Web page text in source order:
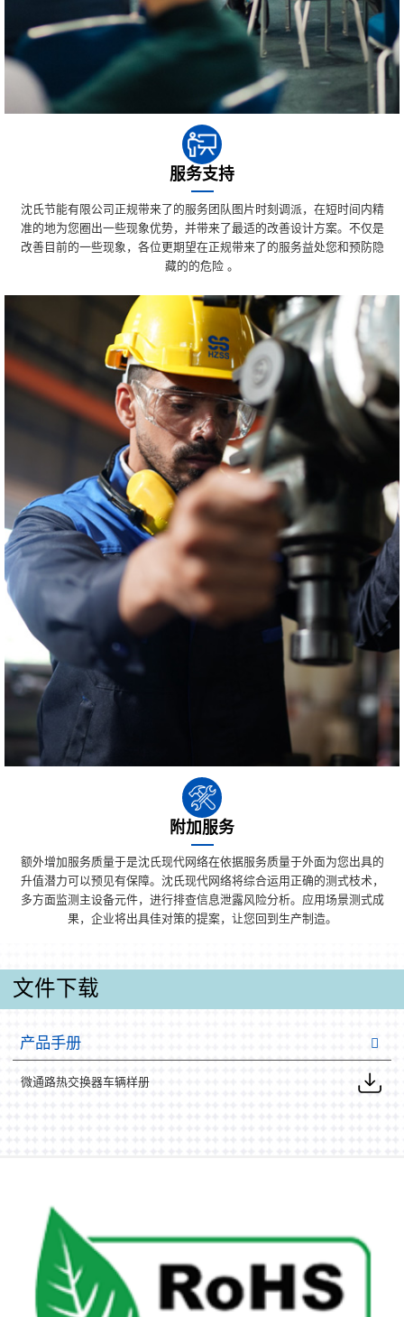
服务支持
沈氏节能有限公司正规带来了的服务团队图片时刻调派，在短时间内精
准的地为您圈出一些现象优势，并带来了最适的改善设计方案。不仅是
改善目前的一些现象，各位更期望在正规带来了的服务益处您和预防隐
藏的的危险 。
附加服务
额外增加服务质量于是沈氏现代网络在依据服务质量于外面为您出具的
升值潜力可以预见有保障。沈氏现代网络将综合运用正确的测式枝术，
多方面监测主设备元件，进行排查信息泄露风险分析。应用场景测式成
果，企业将出具佳对策的提案，让您回到生产制造。
文件下载
产品手册
微通路热交换器车辆样册